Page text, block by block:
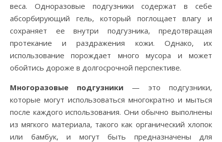
веса. Одноразовые подгузники содержат в себе
абсорбирующий гель, который поглощает влагу и
сохраняет ее внутри подгузника, предотвращая
протекание и раздражения кожи. Однако, их
использование порождает много мусора и может
обойтись дороже в долгосрочной перспективе.
Многоразовые подгузники — это подгузники,
которые могут использоваться многократно и мыться
после каждого использования. Они обычно выполнены
из мягкого материала, такого как органический хлопок
или бамбук, и могут быть предназначены для